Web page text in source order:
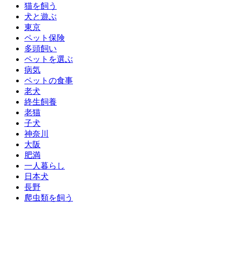
猫を飼う
犬と遊ぶ
東京
ペット保険
多頭飼い
ペットを選ぶ
病気
ペットの食事
老犬
終生飼養
老猫
子犬
神奈川
大阪
肥満
一人暮らし
日本犬
長野
爬虫類を飼う